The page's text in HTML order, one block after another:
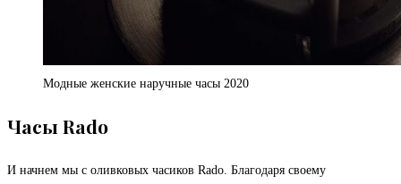
Модные женские наручные часы 2020
Часы Rado
И начнем мы с оливковых часиков Rado. Благодаря своему